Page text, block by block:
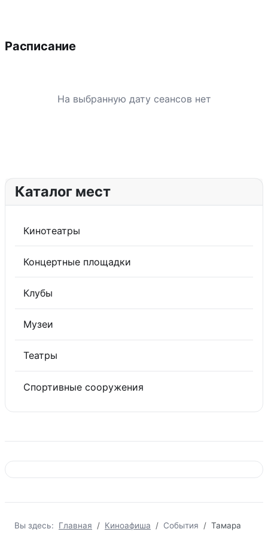
Расписание
На выбранную дату сеансов нет
Каталог мест
Кинотеатры
Концертные площадки
Клубы
Музеи
Театры
Спортивные сооружения
Вы здесь: Главная Киноафиша События Тамара